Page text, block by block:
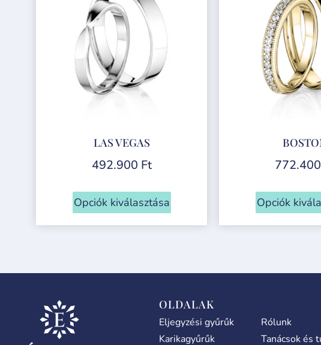
LAS VEGAS
492.900 Ft
Opciók kiválasztása
772.400
Opciók
OLDALAK
Eljegyzési gyűrűk
Karikagyűrűk
Rólunk
Tanácsok és